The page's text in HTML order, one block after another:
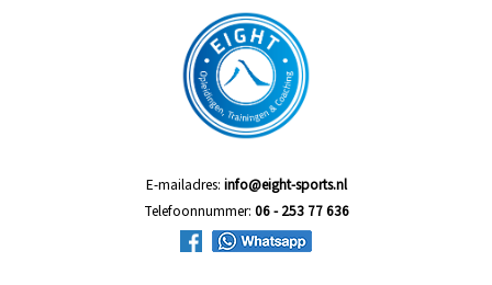
E-mailadres: info@eight-sports.nl
Telefoonnummer: 06 - 253 77 636